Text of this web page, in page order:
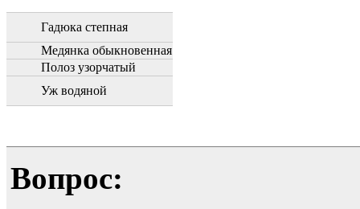
Гадюка степная
Медянка обыкновенная
Полоз узорчатый
Уж водяной
Вопрос: